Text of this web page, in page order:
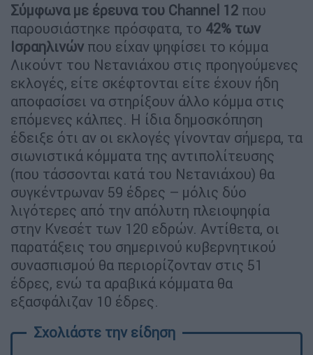
Σύμφωνα με έρευνα του Channel 12 που
παρουσιάστηκε πρόσφατα, το 42% των
Ισραηλινών που είχαν ψηφίσει το κόμμα
Λικούντ του Νετανιάχου στις προηγούμενες
εκλογές, είτε σκέφτονται είτε έχουν ήδη
αποφασίσει να στηρίξουν άλλο κόμμα στις
επόμενες κάλπες. Η ίδια δημοσκόπηση
έδειξε ότι αν οι εκλογές γίνονταν σήμερα, τα
σιωνιστικά κόμματα της αντιπολίτευσης
(που τάσσονται κατά του Νετανιάχου) θα
συγκέντρωναν 59 έδρες – μόλις δύο
λιγότερες από την απόλυτη πλειοψηφία
στην Κνεσέτ των 120 εδρών. Αντίθετα, οι
παρατάξεις του σημερινού κυβερνητικού
συνασπισμού θα περιορίζονταν στις 51
έδρες, ενώ τα αραβικά κόμματα θα
εξασφάλιζαν 10 έδρες.